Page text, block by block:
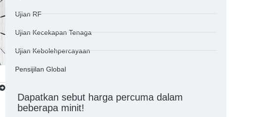
Makmal Ujian Keselamatan Kumpulan GTG
Ujian RF
Ujian Kecekapan Tenaga
Ujian Kebolehpercayaan
Pensijilan Global
Dapatkan sebut harga percuma dalam
beberapa minit!